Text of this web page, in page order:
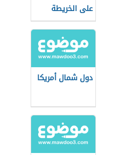
على الخريطة
دول شمال أمريكا